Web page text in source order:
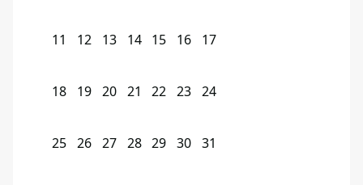
11 12 13 14 15 16 17
18 19 20 21 22 23 24
25 26 27 28 29 30 31